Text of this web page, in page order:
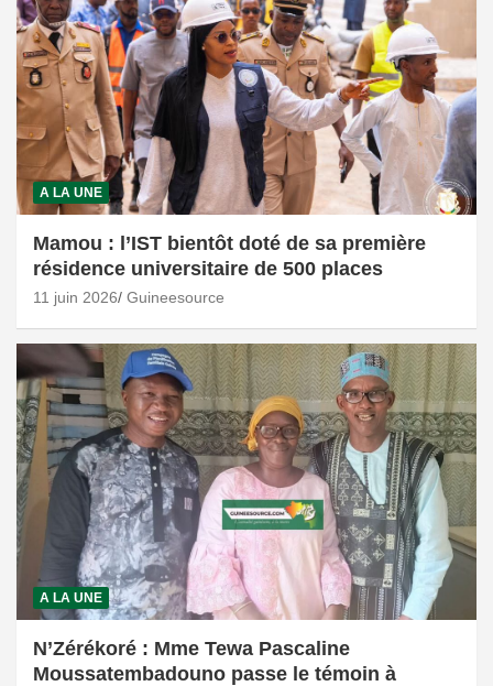
A LA UNE
Mamou : l’IST bientôt doté de sa première
résidence universitaire de 500 places
11 juin 2026 Guineesource
A LA UNE
N’Zérékoré : Mme Tewa Pascaline
Moussatembadouno passe le témoin à